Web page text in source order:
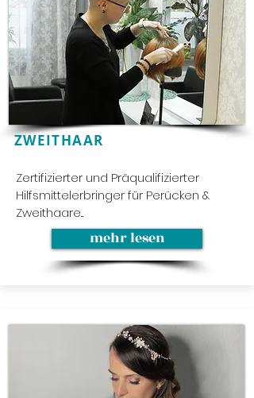
ZWEITHAAR
Zertifizierter und Präqualifizierter
Hilfsmittelerbringer für Perücken &
Zweithaare...
mehr lesen